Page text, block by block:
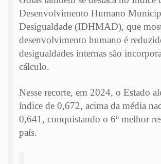
Desenvolvimento Humano
Desigualdade (IDHMAD), que
desenvolvimento humano é
desigualdades internas são
cálculo.
Nesse recorte, em 2024, o Estado
índice de 0,672, acima da média
0,641, conquistando o 6º melhor
país.